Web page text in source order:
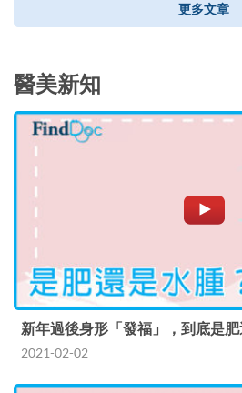
更多文章
醫美新知
新年過後身形「發福」，到底是肥
2021-02-02